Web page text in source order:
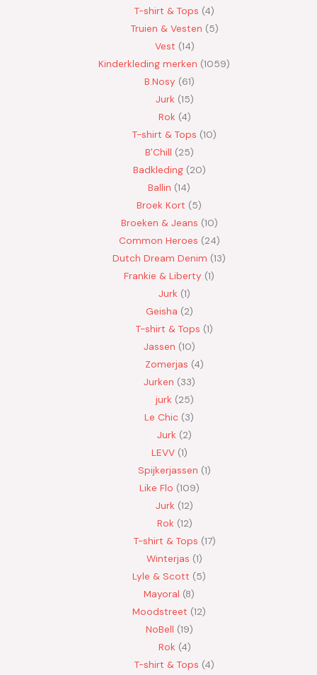
T-shirt & Tops 4
Truien & Vesten 5
Vest 14
Kinderkleding merken 1059
B.Nosy 61
Jurk 15
Rok 4
T-shirt & Tops 10
B'Chill 25
Badkleding 20
Ballin 14
Broek Kort 5
Broeken & Jeans 10
Common Heroes 24
Dutch Dream Denim 13
Frankie & Liberty 1
Jurk 1
Geisha 2
T-shirt & Tops 1
Jassen 10
Zomerjas 4
Jurken 33
jurk 25
Le Chic 3
Jurk 2
LEVV 1
Spijkerjassen 1
Like Flo 109
Jurk 12
Rok 12
T-shirt & Tops 17
Winterjas 1
Lyle & Scott 5
Mayoral 8
Moodstreet 12
NoBell 19
Rok 4
T-shirt & Tops 4